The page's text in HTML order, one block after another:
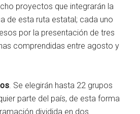
proyectos que integrarán la
de esta ruta estatal; cada uno
por la presentación de tres
comprendidas entre agosto y
. Se elegirán hasta 22 grupos
parte del país, de esta forma
dividida en dos